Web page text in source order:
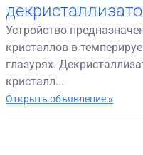
Устройство
кристаллов в
глазурях.
кристалл...
Открыть объявление »